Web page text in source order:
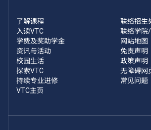
了解课程
入读VTC
学费及奖助学金
资讯与活动
校园生活
探索VTC
持续专业进修
VTC主页
联络招生
联络学院
网站地图
免责声明
政策声明
无障碍网
常见问题